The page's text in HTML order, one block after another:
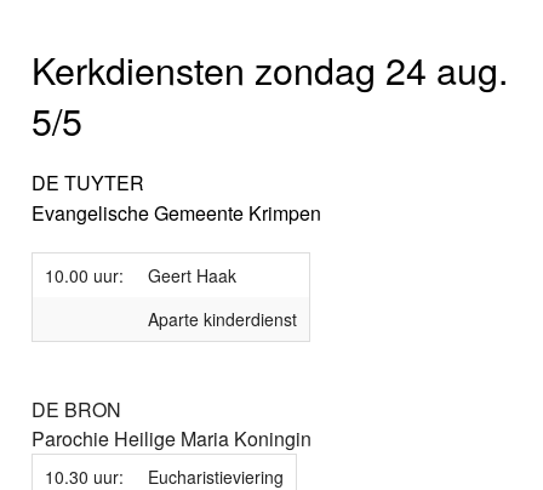
Kerkdiensten zondag 24 aug.
5/5
DE TUYTER
Evangelische Gemeente Krimpen
10.00 uur:
Geert Haak
Aparte kinderdienst
DE BRON
Parochie Heilige Maria Koningin
10.30 uur: Eucharistieviering